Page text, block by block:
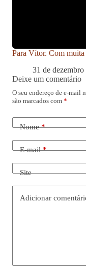
Para Vítor. Com
31 de
Deixe um comentário
O seu endereço de e-mail
são marcados com *
Nome*
E-mail*
Site
Adicionar